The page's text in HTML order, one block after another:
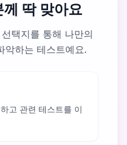
딱 맞아요
택지를 통해 나만의
악하는 테스트예요.
고 관련 테스트를 이